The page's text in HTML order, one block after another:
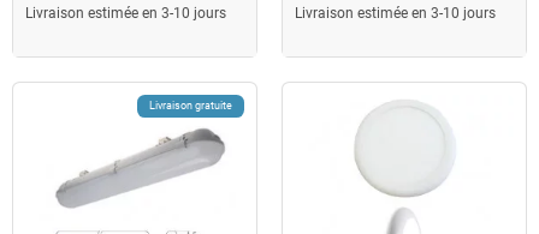
Livraison estimée en 3-10 jours Livraison estimée en 3-10 jours
Livraison gratuite